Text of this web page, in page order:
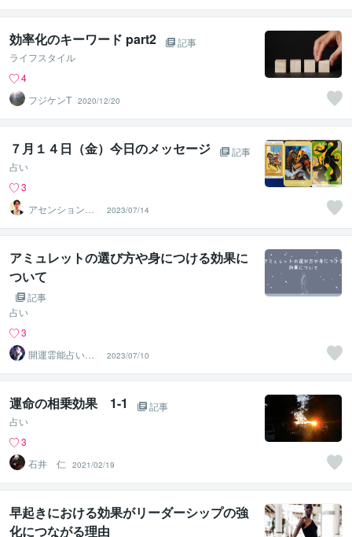
効率化のキーワード part2
記事
ライフスタイル
4
フジケンT 2020/12/20
７月１４日（金）今日のメッセージ
記事
占い
3
アセンションナ
ビゲーター和（K
azu）
2023/07/14
アミュレットの選び方や身につける効果に
ついて
記事
占い
3
開運霊能占い
師 輪宣寿（り
んせんじゅ）
2023/07/10
運命の相乗効果 1-1
記事
占い
3
石井 仁
2021/02/19
早起きにおける効果がリーダーシップの強
化につながる理由